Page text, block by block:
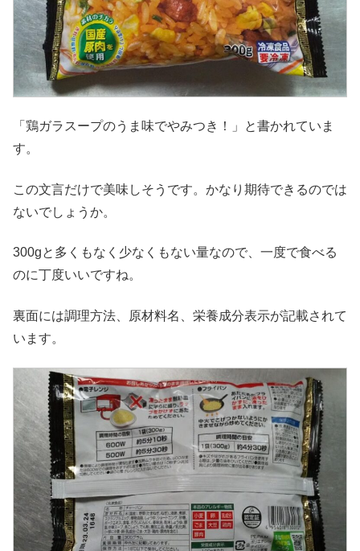
「鶏ガラスープのうま味でやみつき！」と書かれていま
す。
この文言だけで美味しそうです。かなり期待できるのでは
ないでしょうか。
300gと多くもなく少なくもない量なので、一度で食べる
のに丁度いいですね。
裏面には調理方法、原材料名、栄養成分表示が記載されて
います。